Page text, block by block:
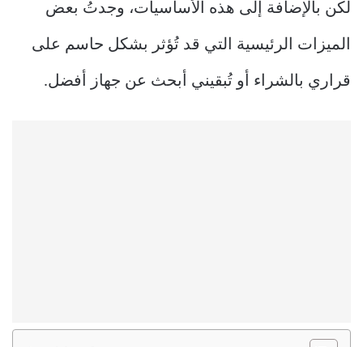
لكن بالإضافة إلى هذه الأساسيات، وجدتُ بعض
الميزات الرئيسية التي قد تُؤثر بشكل حاسم على
قراري بالشراء أو تُبقيني أبحث عن جهاز أفضل.